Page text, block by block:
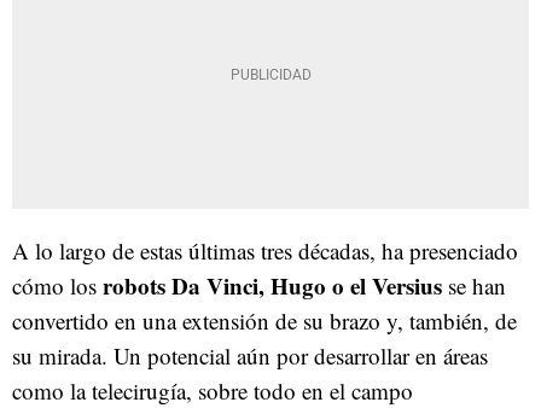
A lo largo de estas últimas tres décadas, ha presenciado
cómo los robots Da Vinci, Hugo o el Versius se han
convertido en una extensión de su brazo y, también, de
su mirada. Un potencial aún por desarrollar en áreas
como la telecirugía, sobre todo en el campo